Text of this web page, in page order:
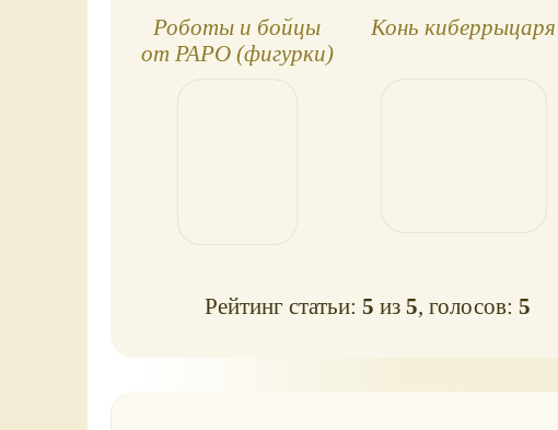
Роботы и бойцы
от PAPO (фигурки)
Конь киберрыцаря
Рейтинг статьи:5 из5, голосов:5